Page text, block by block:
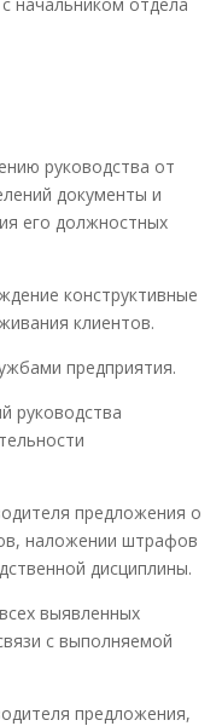
руководства от
документы и
его должностных
конструктивные
клиентов.
предприятия.
руководства
предложения о
наложении штрафов
дисциплины.
выявленных
с выполняемой
предложения,